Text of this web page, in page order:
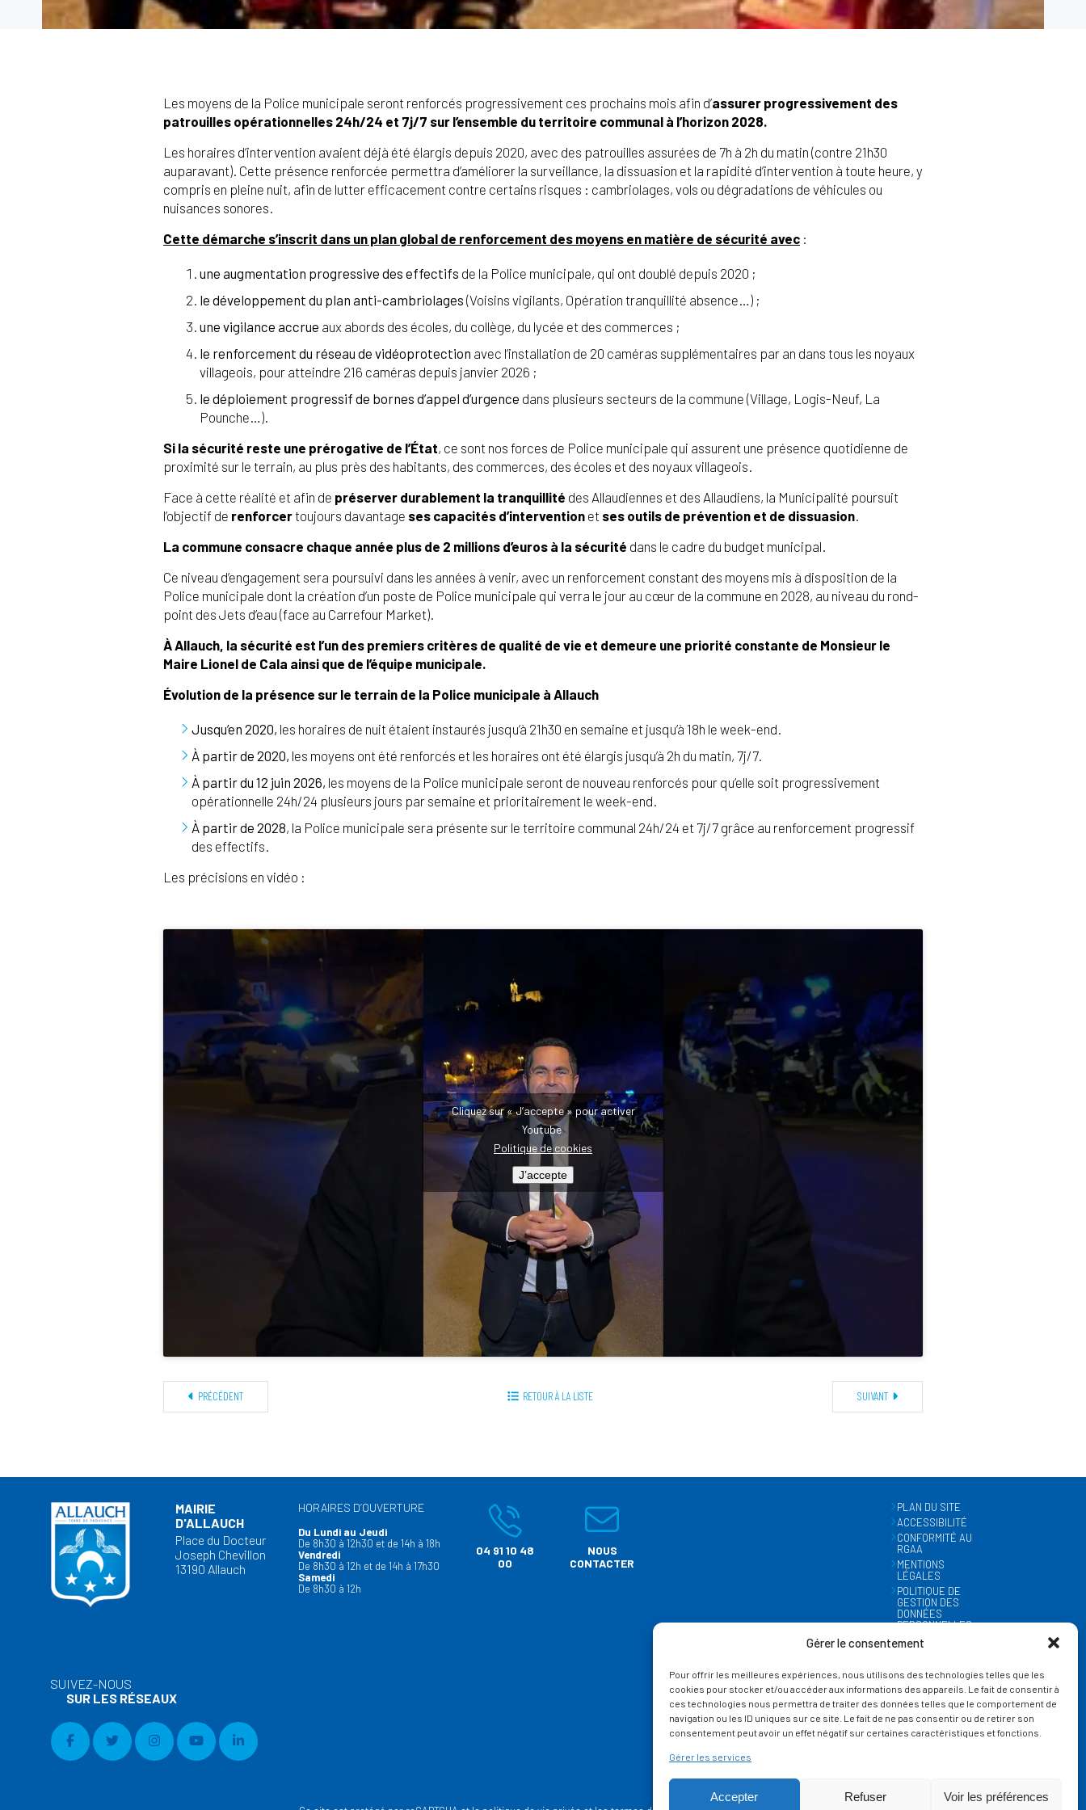
Gérer le consentement
Pour offrir les meilleures expériences, nous utilisons des technologies telles que les
cookies pour stocker et/ou accéder aux informations des appareils. Le fait de consentir à
ces technologies nous permettra de traiter des données telles que le comportement de
navigation ou les ID uniques sur ce site. Le fait de ne pas consentir ou de retirer son
consentement peut avoir un effet négatif sur certaines caractéristiques et fonctions.
Gérer les services
Accepter Refuser Voir les préférences
Les moyens de la Police municipale seront renforcés progressivement ces prochains mois afin d’assurer progressivement des
patrouilles opérationnelles 24h/24 et 7j/7 sur l’ensemble du territoire communal à l’horizon 2028.
Les horaires d’intervention avaient déjà été élargis depuis 2020, avec des patrouilles assurées de 7h à 2h du matin (contre 21h30
auparavant). Cette présence renforcée permettra d’améliorer la surveillance, la dissuasion et la rapidité d’intervention à toute heure, y
compris en pleine nuit, afin de lutter efficacement contre certains risques : cambriolages, vols ou dégradations de véhicules ou
nuisances sonores.
Cette démarche s’inscrit dans un plan global de renforcement des moyens en matière de sécurité avec :
une augmentation progressive des effectifs de la Police municipale, qui ont doublé depuis 2020 ;
le développement du plan anti-cambriolages (Voisins vigilants, Opération tranquillité absence…) ;
une vigilance accrue aux abords des écoles, du collège, du lycée et des commerces ;
le renforcement du réseau de vidéoprotection avec l’installation de 20 caméras supplémen­taires par an dans tous les noyaux
villageois, pour atteindre 216 caméras depuis janvier 2026 ;
le déploiement progressif de bornes d’appel d’urgence dans plusieurs secteurs de la commune (Village, Logis-Neuf, La
Pounche…).
Si la sécurité reste une prérogative de l’État, ce sont nos forces de Police municipale qui assurent une présence quotidienne de
proximité sur le terrain, au plus près des habitants, des commerces, des écoles et des noyaux villageois.
Face à cette réalité et afin de préserver durablement la tranquillité des Allaudiennes et des Allaudiens, la Municipalité poursuit
l’objectif de renforcer toujours davantage ses capacités d’intervention et ses outils de prévention et de dissuasion
La commune consacre chaque année plus de 2 millions d’euros à la sécurité dans le cadre du budget municipal.
Ce niveau d’engagement sera poursuivi dans les années à venir, avec un renforcement constant des moyens mis à disposition de la
Police municipale dont la création d’un poste de Police municipale qui verra le jour au cœur de la commune en 2028, au niveau du rond-
point des Jets d’eau (face au Carrefour Market).
À Allauch, la sécurité est l’un des premiers critères de qualité de vie et demeure une priorité constante de Monsieur le
Maire Lionel de Cala ainsi que de l’équipe municipale.
Évolution de la présence sur le terrain de la Police municipale à Allauch
Jusqu’en 2020, les horaires de nuit étaient instaurés jusqu’à 21h30 en semaine et jusqu’à 18h le week-end.
À partir de 2020, les moyens ont été renforcés et les horaires ont été élargis jusqu’à 2h du matin, 7j/7.
À partir du 12 juin 2026, les moyens de la Police municipale seront de nouveau renforcés pour qu’elle soit progressivement
opérationnelle 24h/24 plusieurs jours par semaine et prioritairement le week-end.
À partir de 2028, la Police municipale sera présente sur le territoire communal 24h/24 et 7j/7 grâce au renforcement progressif
des effectifs.
Les précisions en vidéo :
Cliquez sur « J’accepte » pour activer
Youtube
Politique de cookies
J’accepte
PRÉCÉDENT RETOUR À LA LISTE SUIVANT
MAIRIE
D'ALLAUCH
Place du Docteur
Joseph Chevillon
13190 Allauch
HORAIRES D’OUVERTURE
Du Lundi au Jeudi
De 8h30 à 12h30 et de 14h à 18h
Vendredi
De 8h30 à 12h et de 14h à 17h30
Samedi
De 8h30 à 12h
04 91 10 48
00
NOUS
CONTACTER
PLAN DU SITE
ACCESSIBILITÉ
CONFORMITÉ AU
RGAA
MENTIONS
LÉGALES
POLITIQUE DE
GESTION DES
DONNÉES
PERSONNELLES
MÉTÉO
SUIVEZ-NOUS
SUR LES RÉSEAUX